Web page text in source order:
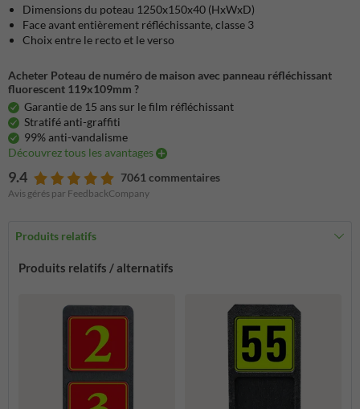
Dimensions du poteau 1250x150x40 (HxWxD)
Face avant entièrement réfléchissante, classe 3
Choix entre le recto et le verso
Acheter Poteau de numéro de maison avec panneau réfléchissant
fluorescent 119x109mm ?
Garantie de 15 ans sur le film réfléchissant
Stratifé anti-graffiti
99% anti-vandalisme
Découvrez tous les avantages
9.4 7061 commentaires
Avis gérés par FeedbackCompany
Produits relatifs
Produits relatifs / alternatifs